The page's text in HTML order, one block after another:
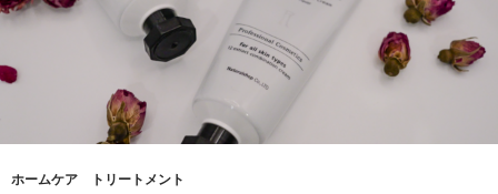
ホームケア トリートメント